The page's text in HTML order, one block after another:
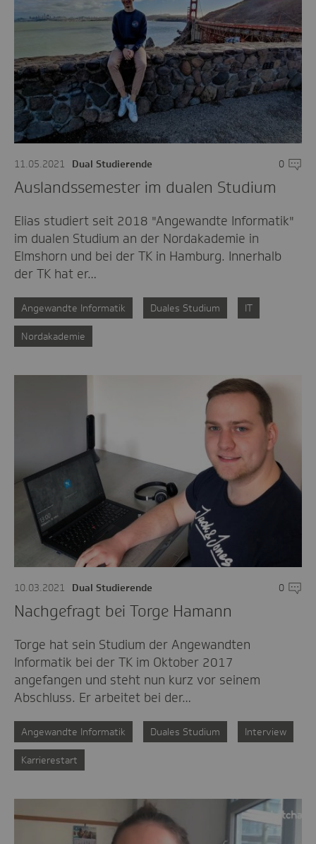
11.05.2021 Dual Studierende 0
Auslandssemester im dualen Studium
Elias studiert seit 2018 "Angewandte Informatik"
im dualen Studium an der Nordakademie in
Elmshorn und bei der TK in Hamburg. Innerhalb
der TK hat er…
Angewandte Informatik Duales Studium IT
Nordakademie
10.03.2021 Dual Studierende 0
Nachgefragt bei Torge Hamann
Torge hat sein Studium der Angewandten
Informatik bei der TK im Oktober 2017
angefangen und steht nun kurz vor seinem
Abschluss. Er arbeitet bei der…
Angewandte Informatik Duales Studium Interview
Karrierestart